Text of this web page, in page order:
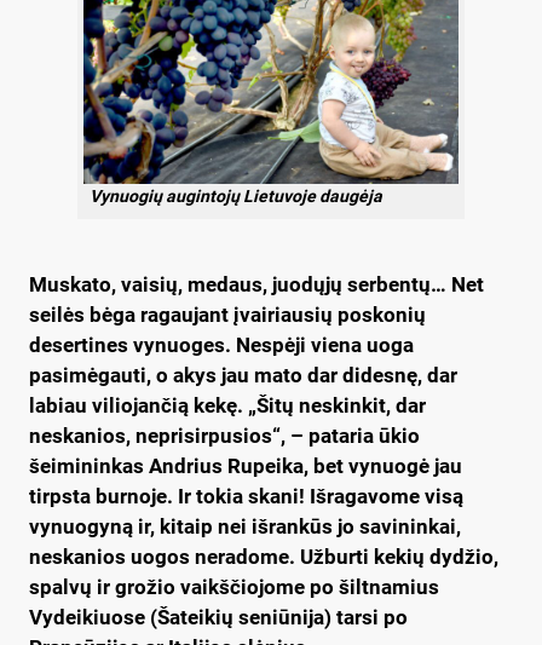
Vynuogių augintojų Lietuvoje daugėja
Muskato, vaisių, medaus, juodųjų serbentų… Net
seilės bėga ragaujant įvairiausių poskonių
desertines vynuoges. Nespėji viena uoga
pasimėgauti, o akys jau mato dar didesnę, dar
labiau viliojančią kekę. „Šitų neskinkit, dar
neskanios, neprisirpusios“, – pataria ūkio
šeimininkas Andrius Rupeika, bet vynuogė jau
tirpsta burnoje. Ir tokia skani! Išragavome visą
vynuogyną ir, kitaip nei išrankūs jo savininkai,
neskanios uogos neradome. Užburti kekių dydžio,
spalvų ir grožio vaikščiojome po šiltnamius
Vydeikiuose (Šateikių seniūnija) tarsi po